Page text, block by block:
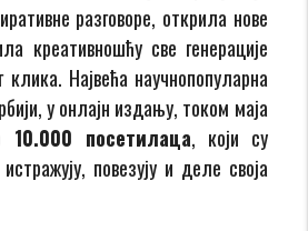
разговоре, открила нове
креативношћу све генерације
клика. Највећа научнопопуларна
у онлајн издању, током маја
10.000 посетилаца, који су
повезују и деле своја